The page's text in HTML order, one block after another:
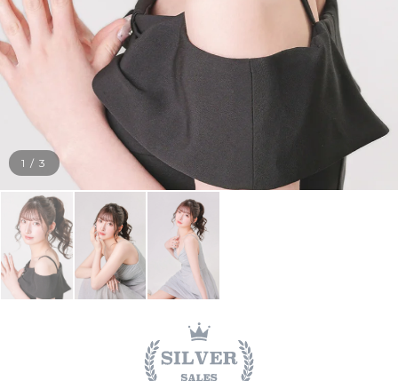
1 /3